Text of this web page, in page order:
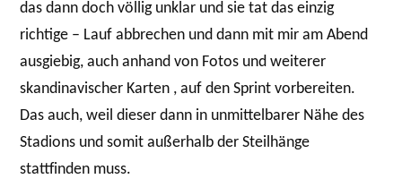
das dann doch völlig unklar und sie tat das einzig
richtige – Lauf abbrechen und dann mit mir am Abend
ausgiebig, auch anhand von Fotos und weiterer
skandinavischer Karten , auf den Sprint vorbereiten.
Das auch, weil dieser dann in unmittelbarer Nähe des
Stadions und somit außerhalb der Steilhänge
stattfinden muss.